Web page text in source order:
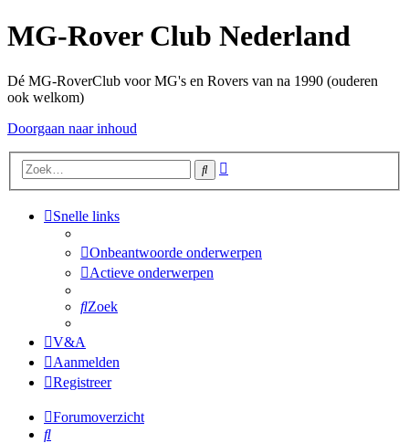
MG-Rover Club Nederland
Dé MG-RoverClub voor MG's en Rovers van na 1990 (ouderen
ook welkom)
Doorgaan naar inhoud
Zoek
Snelle links
Onbeantwoorde onderwerpen
Actieve onderwerpen
Zoek
V&A
Aanmelden
Registreer
Forumoverzicht
Zoek